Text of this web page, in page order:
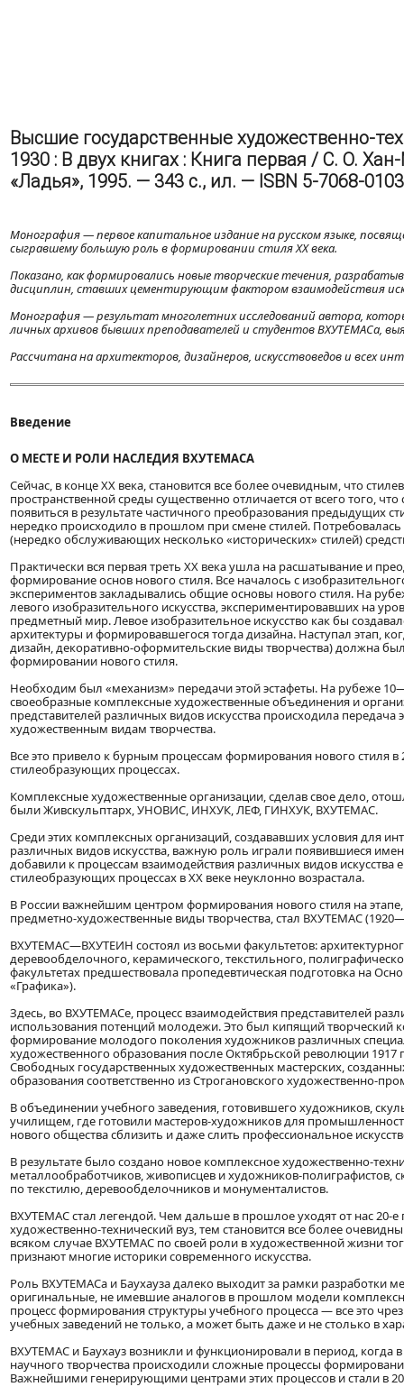
Высшие государственные художественно-
1930 : В двух книгах : Книга первая / С. О.
«Ладья», 1995. — 343 с., ил. — ISBN 5-7068-
Монография — первое капитальное издание на русском языке,
сыгравшему большую роль в формировании стиля XX века.
Показано, как формировались новые творческие течения,
дисциплин, ставших цементирующим фактором взаимодействия
Монография — результат многолетних исследований автора,
личных архивов бывших преподавателей и студентов ВХУТЕМАСа,
Рассчитана на архитекторов, дизайнеров, искусствоведов и всех
Введение
О МЕСТЕ И РОЛИ НАСЛЕДИЯ ВХУТЕМАСА
Сейчас, в конце XX века, становится все более очевидным, что
пространственной среды существенно отличается от всего того,
появиться в результате частичного преобразования предыдущих
нередко происходило в прошлом при смене стилей.
(нередко обслуживающих несколько «исторических» стилей)
Практически вся первая треть XX века ушла на расшатывание и
формирование основ нового стиля. Все началось с
экспериментов закладывались общие основы нового стиля. На
левого изобразительного искусства, экспериментировавших на
предметный мир. Левое изобразительное искусство как бы
архитектуры и формировавшегося тогда дизайна. Наступал этап,
дизайн, декоративно-оформительские виды творчества) должна
формировании нового стиля.
Необходим был «механизм» передачи этой эстафеты. На рубеже
своеобразные комплексные художественные объединения и
представителей различных видов искусства происходила
художественным видам творчества.
Все это привело к бурным процессам формирования нового стиля
стилеобразующих процессах.
Комплексные художественные организации, сделав свое дело,
были Живскульптарх, УНОВИС, ИНХУК, ЛЕФ, ГИНХУК, ВХУТЕМАС.
Среди этих комплексных организаций, создававших условия для
различных видов искусства, важную роль играли появившиеся
добавили к процессам взаимодействия различных видов
стилеобразующих процессах в XX веке неуклонно возрастала.
В России важнейшим центром формирования нового стиля на
предметно-художественные виды творчества, стал ВХУТЕМАС
ВХУТЕМАС—ВХУТЕИН состоял из восьми факультетов:
деревообделочного, керамического, текстильного,
факультетах предшествовала пропедевтическая подготовка на
«Графика»).
Здесь, во ВХУТЕМАСе, процесс взаимодействия представителей
использования потенций молодежи. Это был кипящий творческий
формирование молодого поколения художников различных
художественного образования после Октябрьской революции
Свободных государственных художественных мастерских,
образования соответственно из Строгановского
В объединении учебного заведения, готовившего художников,
училищем, где готовили мастеров-художников для
нового общества сблизить и даже слить профессиональное
В результате было создано новое комплексное художественно-
металлообработчиков, живописцев и художников-полиграфистов,
по текстилю, деревообделочников и монументалистов.
ВХУТЕМАС стал легендой. Чем дальше в прошлое уходят от нас 20-
художественно-технический вуз, тем становится все более
всяком случае ВХУТЕМАС по своей роли в художественной жизни
признают многие историки современного искусства.
Роль ВХУТЕМАСа и Баухауза далеко выходит за рамки разработки
оригинальные, не имевшие аналогов в прошлом модели
процесс формирования структуры учебного процесса — все это
учебных заведений не только, а может быть даже и не столько в
ВХУТЕМАС и Баухауз возникли и функционировали в период, когда
научного творчества происходили сложные процессы
Важнейшими генерирующими центрами этих процессов и стали в